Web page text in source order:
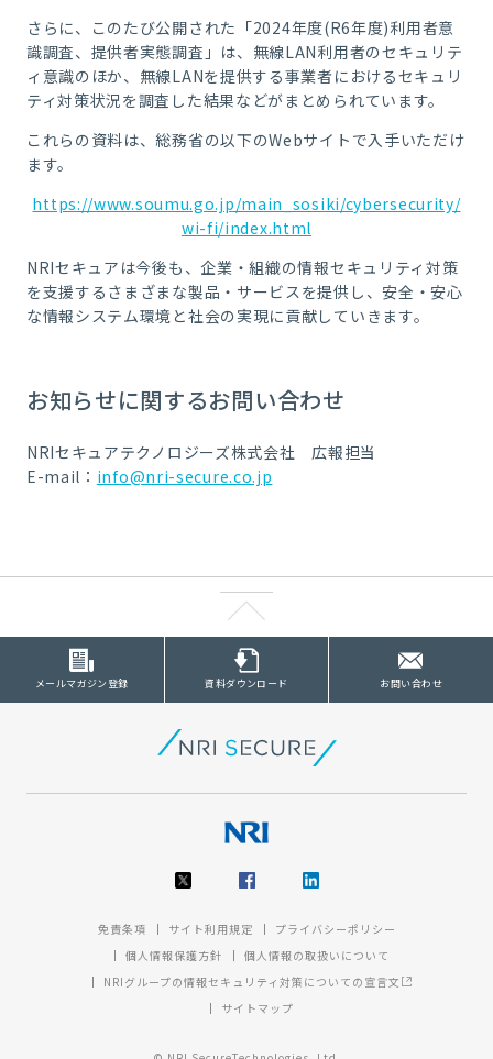
さらに、このたび公開された「2024年度(R6年度)利用者意
識調査、提供者実態調査」は、無線LAN利用者のセキュリテ
ィ意識のほか、無線LANを提供する事業者におけるセキュリ
ティ対策状況を調査した結果などがまとめられています。
これらの資料は、総務省の以下のWebサイトで入手いただけ
ます。
https://www.soumu.go.jp/main_sosiki/cybersecurity/
wi-fi/index.html
NRIセキュアは今後も、企業・組織の情報セキュリティ対策
を支援するさまざまな製品・サービスを提供し、安全・安心
な情報システム環境と社会の実現に貢献していきます。
お知らせに関するお問い合わせ
NRIセキュアテクノロジーズ株式会社 広報担当
E-mail： info@nri-secure.co.jp
メールマガジン登録 資料ダウンロード お問い合わせ
免責条項 サイト利用規定
プライバシーポリシー
個人情報保護方針
個人情報の取扱いについて
NRIグループの情報セキュリティ対策についての宣言文
サイトマップ